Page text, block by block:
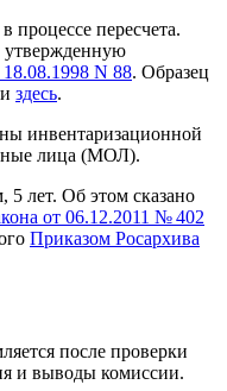
процессе пересчета.
N 88. Образец
здесь.
инвентаризационной
лица (МОЛ).
лет. Об этом сказано
от 06.12.2011 № 402
Приказом Росархива
после проверки
и выводы комиссии.